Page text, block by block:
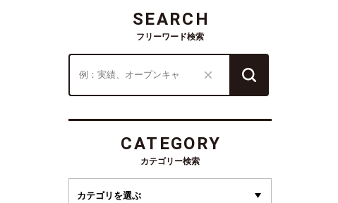
SEARCH
フリーワード検索
CATEGORY
カテゴリー検索